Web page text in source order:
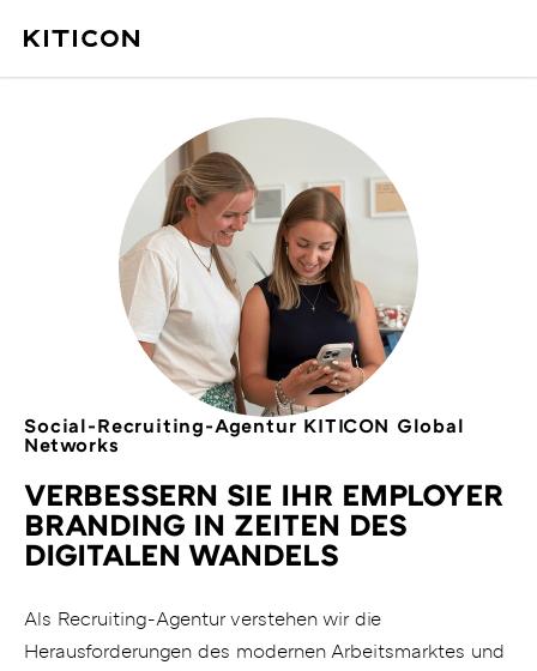
Social-Recruiting-Agentur KITICON Global
Networks
VERBESSERN SIE IHR EMPLOYER
BRANDING IN ZEITEN DES
DIGITALEN WANDELS
Als Recruiting-Agentur verstehen wir die
Herausforderungen des modernen Arbeitsmarktes und